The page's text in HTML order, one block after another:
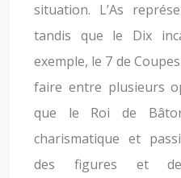
situation. L’As
tandis que le Dix
exemple, le 7 de
faire entre plusieurs
que le Roi de
charismatique et
des figures et